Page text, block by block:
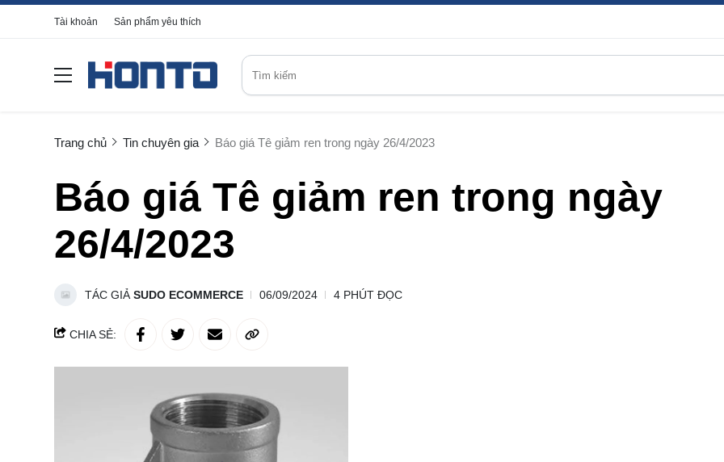
Tài khoản Sản phẩm yêu thích
Trang chủ Tin chuyên gia Báo giá Tê giảm ren trong ngày 26/4/2023
Báo giá Tê giảm ren trong ngày
26/4/2023
TÁC GIẢ SUDO ECOMMERCE 06/09/2024 4 PHÚT ĐỌC
CHIA SẺ: